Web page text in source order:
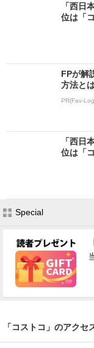
「西日
位は「
FPが解
方法と
PR(Fav-
「西日
位は「
Special
「コストコ」のアクセ